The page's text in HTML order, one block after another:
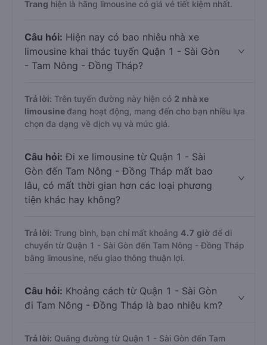
Trang hiện là hãng limousine có giá vé tiết kiệm nhất.
Câu hỏi: Hiện nay có bao nhiêu nhà xe
limousine khai thác tuyến Quận 1 - Sài Gòn
- Tam Nông - Đồng Tháp?
Trả lời: Trên tuyến đường này hiện có 2 nhà xe
limousine đang hoạt động, mang đến cho bạn nhiều lựa
chọn đa dạng về dịch vụ và mức giá.
Câu hỏi: Đi xe limousine từ Quận 1 - Sài
Gòn đến Tam Nông - Đồng Tháp mất bao
lâu, có mất thời gian hơn các loại phương
tiện khác hay không?
Trả lời: Trung bình, bạn chỉ mất khoảng 4.7 giờ để di
chuyển từ Quận 1 - Sài Gòn đến Tam Nông - Đồng Tháp
bằng limousine, nếu giao thông thuận lợi.
Câu hỏi: Khoảng cách từ Quận 1 - Sài Gòn
đi Tam Nông - Đồng Tháp là bao nhiêu km?
Trả lời: Quãng đường từ Quận 1 - Sài Gòn đến Tam